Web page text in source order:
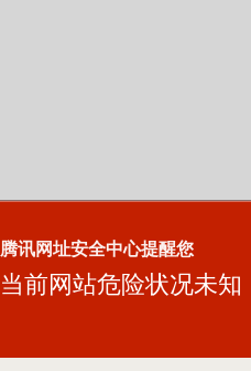
腾讯网址安全中心提醒您
当前网站危险状况未知